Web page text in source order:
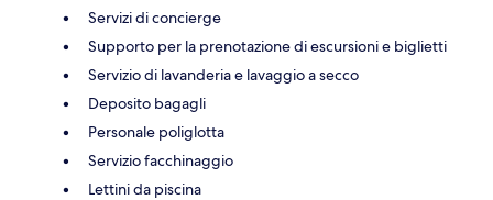
Servizi di concierge
Supporto per la prenotazione di escursioni e biglietti
Servizio di lavanderia e lavaggio a secco
Deposito bagagli
Personale poliglotta
Servizio facchinaggio
Lettini da piscina